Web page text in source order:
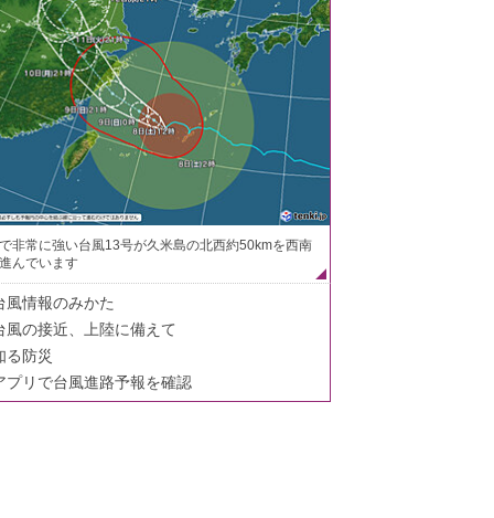
非常に強い台風13号が久米島の北西約50kmを西南
んでいます
風情報のみかた
風の接近、上陸に備えて
る防災
プリで台風進路予報を確認